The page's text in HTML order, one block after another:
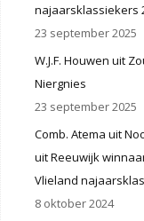
najaarsklassiekers
23 september 2025
W.J.F. Houwen uit
Niergnies
23 september 2025
Comb. Atema uit
uit Reeuwijk
Vlieland
8 oktober 2024